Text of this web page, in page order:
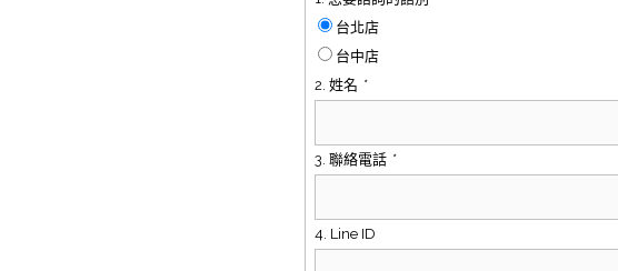
台北店
台中店
2. 姓名 *
3. 聯絡電話 *
4. Line ID